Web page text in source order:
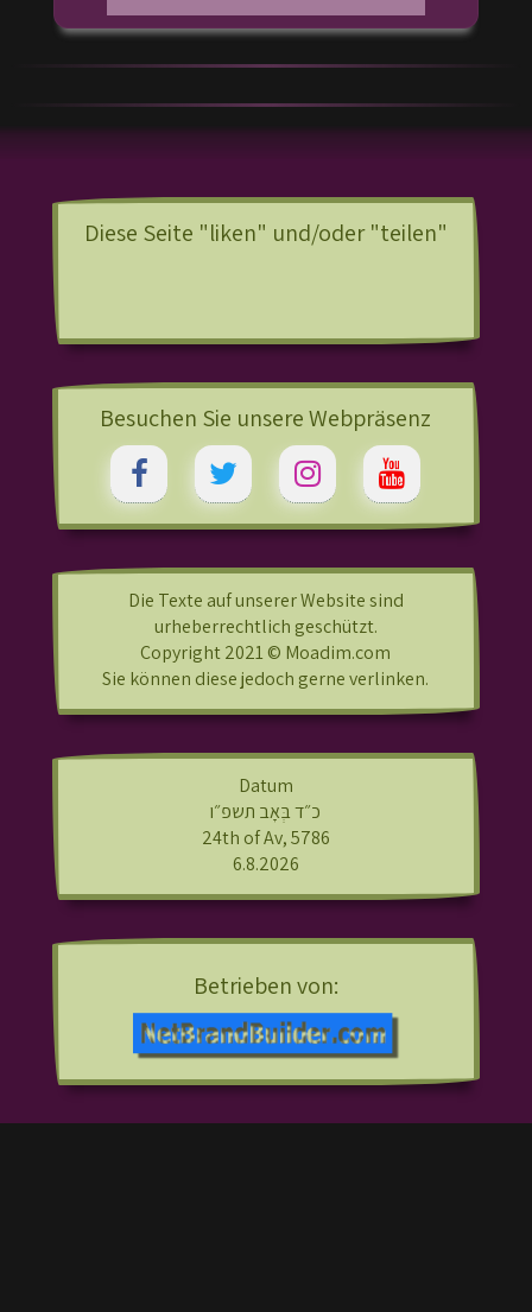
Diese Seite "liken" und/oder "teilen"
Besuchen Sie unsere Webpräsenz
Die Texte auf unserer Website sind
urheberrechtlich geschützt.
Copyright 2021 © Moadim.com
Sie können diese jedoch gerne verlinken.
Datum
כ״ד בְּאָב תשפ״ו
24th of Av, 5786
6.8.2026
Betrieben von: